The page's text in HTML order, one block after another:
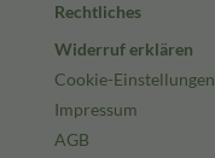
Rechtliches
Widerruf erklären
Cookie-Einstellungen
Impressum
AGB